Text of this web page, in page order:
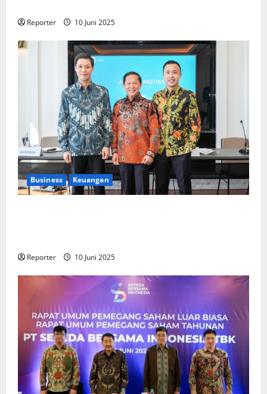
Reporter 10 Juni 2025
Business Keuangan
Reporter 10 Juni 2025